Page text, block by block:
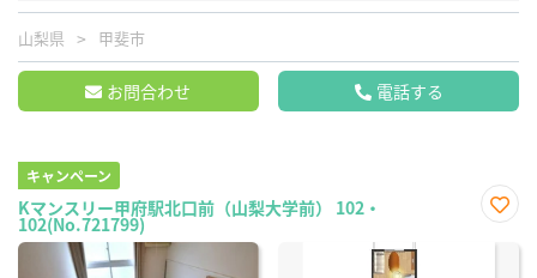
山梨県 甲斐市
お問合わせ 電話する
キャンペーン
Kマンスリー甲府駅北口前（山梨大学前） 102・
102(No.721799)
に入